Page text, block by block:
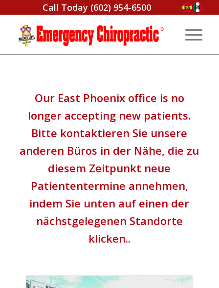
Call Today (602) 954-6500
Our East Phoenix office is no
longer accepting new patients.
Bitte kontaktieren Sie unsere
anderen Büros in der Nähe, die zu
diesem Zeitpunkt neue
Patiententermine annehmen,
indem Sie unten auf einen der
nächstgelegenen Standorte
klicken..